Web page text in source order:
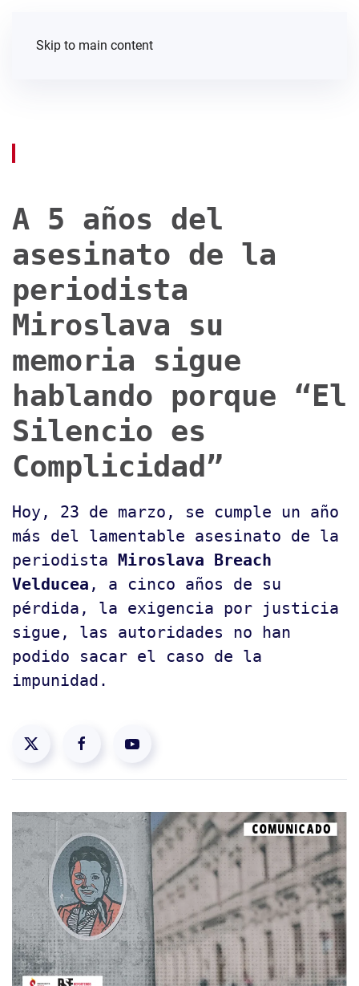
Skip to main content
A 5 años del
asesinato de la
periodista
Miroslava su
memoria sigue
hablando porque “El
Silencio es
Complicidad”
Hoy, 23 de marzo, se cumple un año
más del lamentable asesinato de la
periodista Miroslava Breach
Velducea , a cinco años de su
pérdida, la exigencia por justicia
sigue, las autoridades no han
podido sacar el caso de la
impunidad.